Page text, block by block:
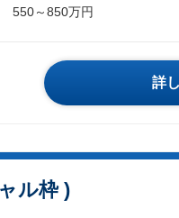
550～850万円
詳
ル枠 )